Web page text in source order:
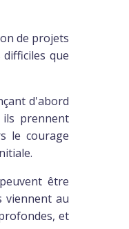
de projets
que
d'abord
ils prennent
le courage
être
viennent au
et